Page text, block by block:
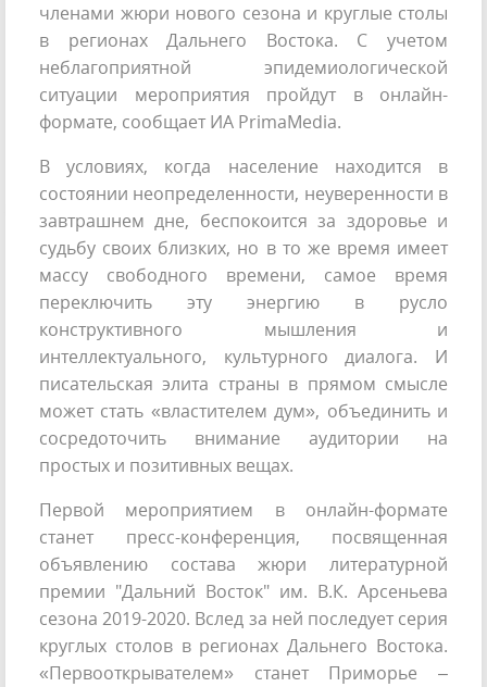
членами жюри нового сезона и круглые столы
в регионах Дальнего Востока. С учетом
неблагоприятной эпидемиологической
ситуации мероприятия пройдут в онлайн-
формате, сообщает ИА PrimaMedia.
В условиях, когда население находится в
состоянии неопределенности, неуверенности в
завтрашнем дне, беспокоится за здоровье и
судьбу своих близких, но в то же время имеет
массу свободного времени, самое время
переключить эту энергию в русло
конструктивного мышления и
интеллектуального, культурного диалога. И
писательская элита страны в прямом смысле
может стать «властителем дум», объединить и
сосредоточить внимание аудитории на
простых и позитивных вещах.
Первой мероприятием в онлайн-формате
станет пресс-конференция, посвященная
объявлению состава жюри литературной
премии "Дальний Восток" им. В.К. Арсеньева
сезона 2019-2020. Вслед за ней последует серия
круглых столов в регионах Дальнего Востока.
«Первооткрывателем» станет Приморье –